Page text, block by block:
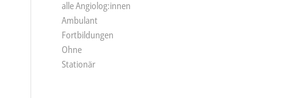
alle Angiolog:innen
Ambulant
Fortbildungen
Ohne
Stationär